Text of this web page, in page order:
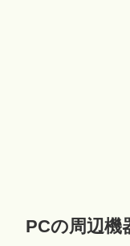
PCの周辺機